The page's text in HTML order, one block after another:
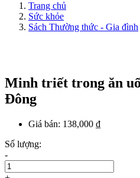
Trang chủ
Sức khỏe
Sách Thường thức - Gia đình
Minh triết trong ăn
Đông
Giá bán: 138,000 ₫
Số lượng:
-